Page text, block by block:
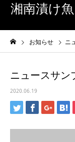
湘南漬け
お知らせ ニ
ニュースサン
2020.06.19